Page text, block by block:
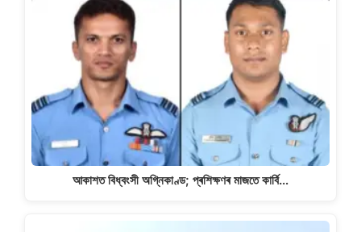
আকাশত বিধ্বংসী অগ্নিকাণ্ড; প্ৰশিক্ষণৰ মাজতে কাৰ্বি…